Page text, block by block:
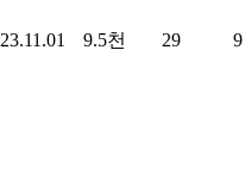
23.11.01 9.5천 29 9